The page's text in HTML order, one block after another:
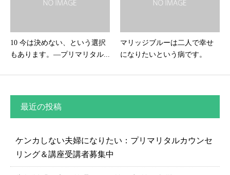
10 今は決めない、という選択
もあります。―プリマリタル...
マリッジブルーは二人で幸せ
になりたいという病です。
最近の投稿
ケンカしない夫婦になりたい：プリマリタルカウンセ
リング＆講座受講者募集中